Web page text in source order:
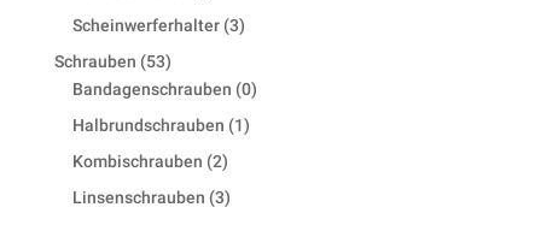
product
Scheinwerferhalter 33
Schrauben 5353
products
Bandagenschrauben 00
Halbrundschrauben 11
Kombischrauben 22
products
Linsenschrauben 33